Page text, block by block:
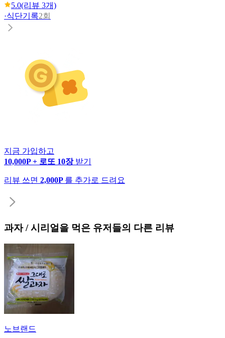
5.0(리뷰 3개)
·식단기록2회
지금 가입하고
10,000P + 로또 10장 받기
리뷰 쓰면 2,000P 를 추가로 드려요
과자 / 시리얼을 먹은 유저들의 다른 리뷰
노브랜드